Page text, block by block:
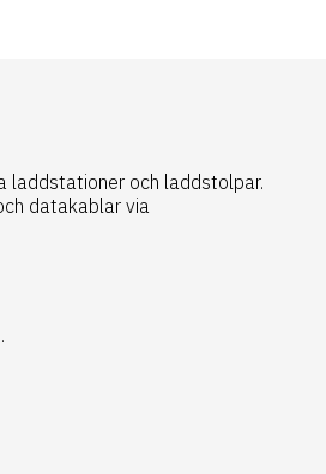
laddstationer och laddstolpar.
datakablar via